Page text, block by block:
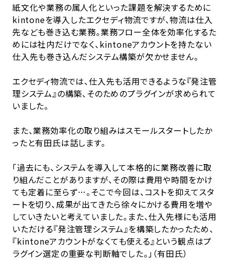
紙文化や業務の属人化といった課題を解決するために
kintoneを導入したエクセディ物流ですが、物流は仕入
先なども巻き込む業務。業務フロー全体を効率化するた
めには社内だけでなく、kintoneアカウントを持たない
仕入先も巻き込んだシステム構築が欠かせません。
エクセディ物流では、仕入先も活用できるような『発注管
理システム』の構築、そのためのプラグインが求められて
いました。
また、業務効率化の取り組みはスモールスタートしたか
ったと有田氏は話します。
「過去にも、システムを導入して本格的に業務改善に取
り組んだことがありますが、その際は費用や時間をかけ
ても定着に至らず…。そこで今回は、コストを抑えてスタ
ートを切り、成果が出てきたら徐々にかける費用を増や
していきたいと考えていました。また、仕入先様にも活用
いただける『発注管理システム』を構築したかったため、
『kintoneアカウントがなくても使える』という観点はプ
ラグイン選定の重要な判断軸でした。」（有田氏）